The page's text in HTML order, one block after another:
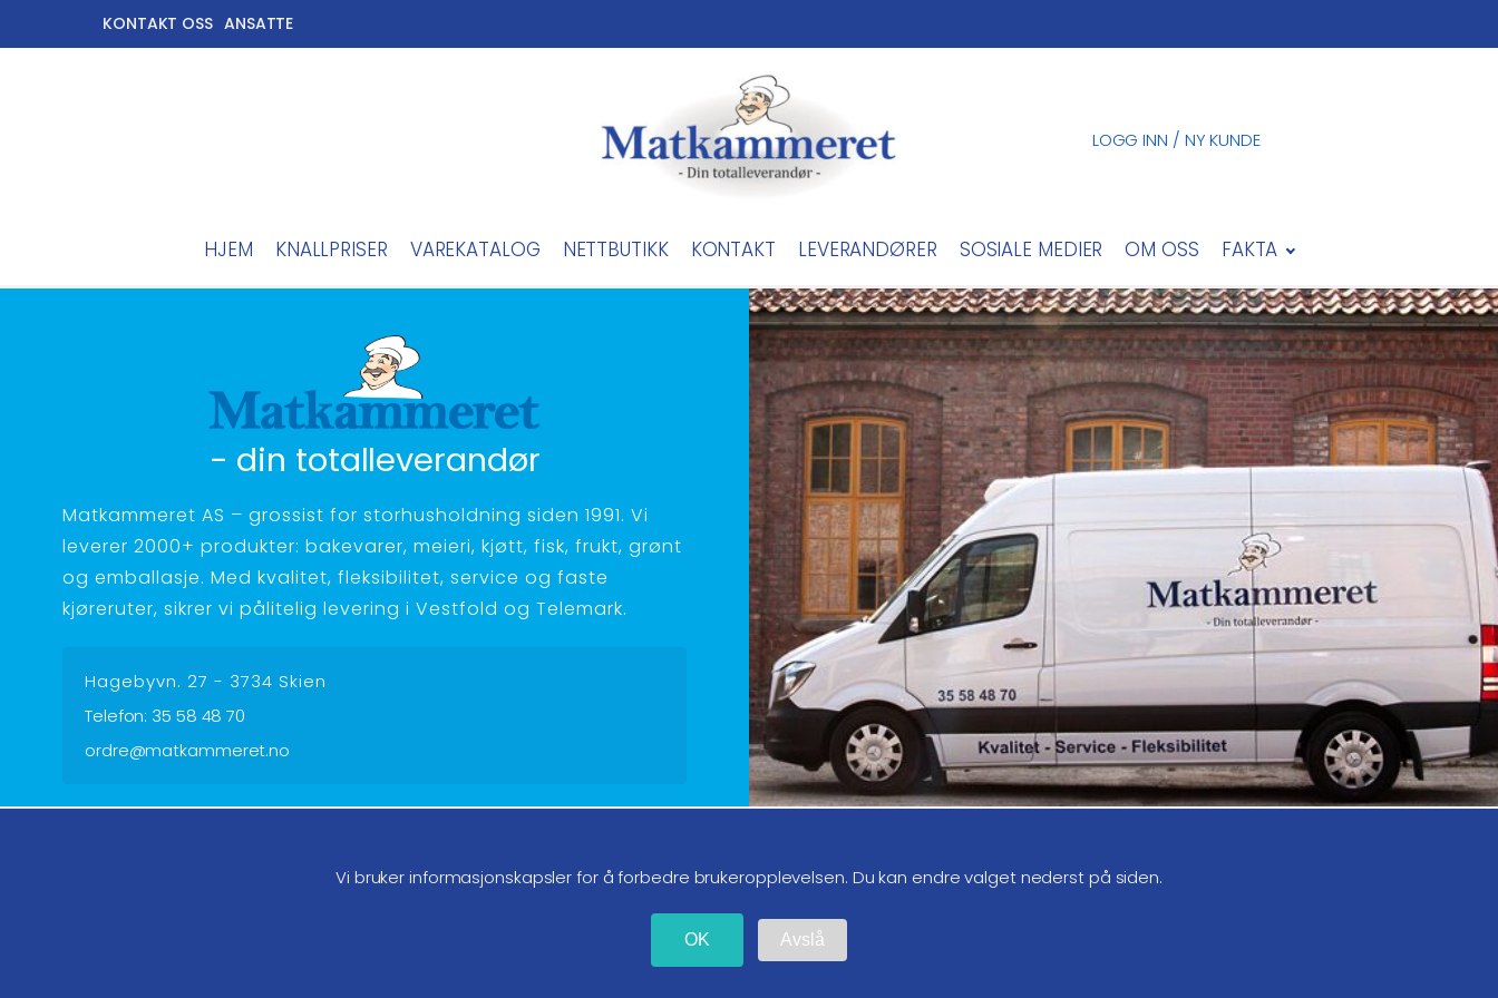
KONTAKT OSS ANSATTE
LOGG INN / NY KUNDE
HJEM KNALLPRISER VAREKATALOG NETTBUTIKK KONTAKT LEVERANDØRER SOSIALE MEDIER OM OSS FAKTA
- din totalleverandør
Matkammeret AS – grossist for storhusholdning siden 1991. Vi
leverer 2000+ produkter: bakevarer, meieri, kjøtt, fisk, frukt, grønt
og emballasje. Med kvalitet, fleksibilitet, service og faste
kjøreruter, sikrer vi pålitelig levering i Vestfold og Telemark.
Hagebyvn. 27 - 3734 Skien
Telefon: 35 58 48 70
ordre@matkammeret.no
Vi bruker informasjonskapsler for å forbedre brukeropplevelsen. Du kan endre valget nederst på siden.
OK Avslå